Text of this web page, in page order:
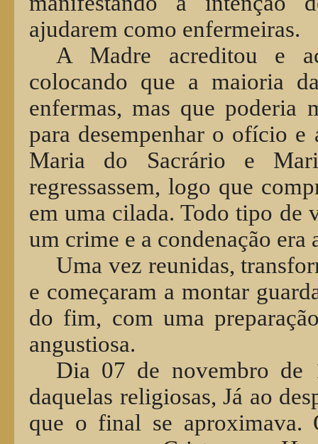
ajudarem como enfermeiras.
A Madre acreditou e
colocando que a maioria
enfermas, mas que poderia
para desempenhar o ofício
Maria do Sacrário e
regressassem, logo que
em uma cilada. Todo tipo de
um crime e a condenação era
Uma vez reunidas,
e começaram a montar
do fim, com uma
angustiosa.
Dia 07 de novembro de
daquelas religiosas, Já ao
que o final se aproximava.